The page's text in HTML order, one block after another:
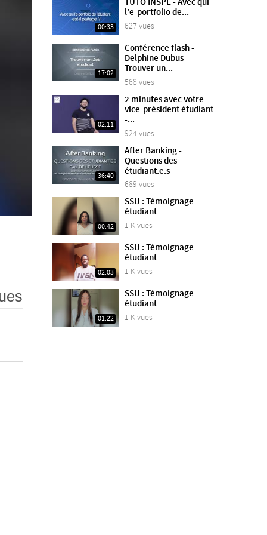
00:33
TUTO INSPE - Avec qui
l’e-portfolio de...
627 vues
17:02
Conférence flash -
Delphine Dubus -
Trouver un...
568 vues
02:11
2 minutes avec votre
vice-président étudiant
-...
924 vues
36:40
After Banking -
Questions des
étudiant.e.s
689 vues
00:42
SSU : Témoignage
étudiant
1 K vues
02:03
SSU : Témoignage
étudiant
1 K vues
01:22
SSU : Témoignage
étudiant
1 K vues